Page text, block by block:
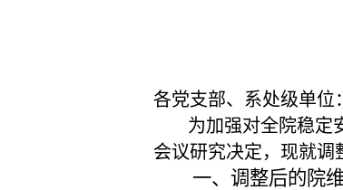
各党支部、系处级单位：
为加强对全院稳定
会议研究决定，现就调
一、调整后的院